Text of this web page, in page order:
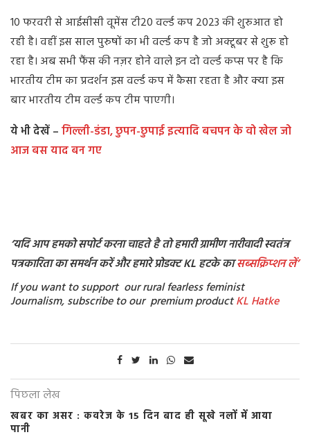
10 फरवरी से आईसीसी वूमेंस टी20 वर्ल्ड कप 2023 की शुरुआत हो
रही है। वहीं इस साल पुरुषों का भी वर्ल्ड कप है जो अक्टूबर से शुरू हो
रहा है। अब सभी फैंस की नज़र होने वाले इन दो वर्ल्ड कप्स पर है कि
भारतीय टीम का प्रदर्शन इस वर्ल्ड कप में कैसा रहता है और क्या इस
बार भारतीय टीम वर्ल्ड कप टीम पाएगी।
ये भी देखें –गिल्ली-डंडा, छुपन-छुपाई इत्यादि बचपन के वो खेल जो
आज बस याद बन गए
‘यदि आप हमको सपोर्ट करना चाहते है तो हमारी ग्रामीण नारीवादी स्वतंत्र
पत्रकारिता का समर्थन करें और हमारे प्रोडक्ट KL हटके कासब्सक्रिप्शनलें’
If you want to support our rural fearless feminist
Journalism, subscribe to our premium productKL Hatke
पिछला लेख
खबर का असर : कवरेज के 15 दिन बाद ही सूखे नलों में आया
पानी